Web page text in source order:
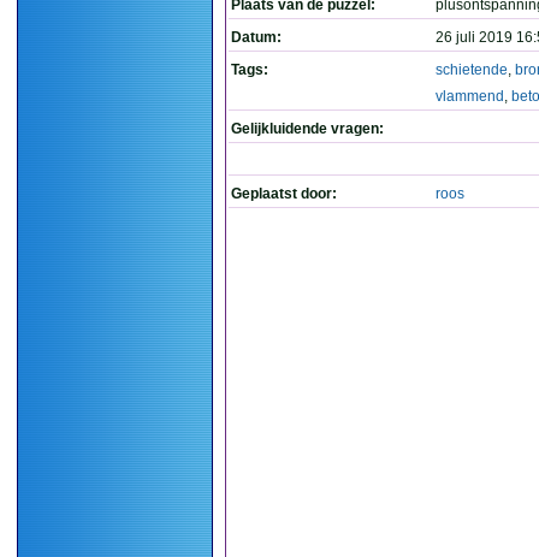
Plaats van de puzzel:
Datum:
26 juli 2019
Tags:
schietende,
vlammend ,
Gelijkluidende vragen:
Geplaatst door: roos